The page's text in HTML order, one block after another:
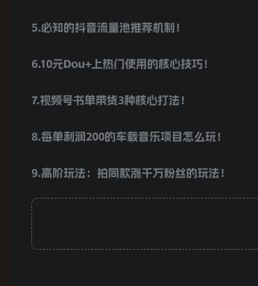
5.必知的抖音流量池推荐机制！
6.10元Dou+上热门使用的核心技巧！
7.视频号书单带货3种核心打法！
8.每单利润200的车载音乐项目怎么玩！
9.高阶玩法：拍同款涨千万粉丝的玩法！